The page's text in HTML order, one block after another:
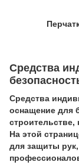
Средства
Средства
оснащение для
строительстве,
На этой
для защиты